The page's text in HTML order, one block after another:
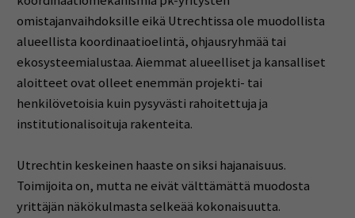
omistajanvaihdoksille eikä Utrechtissa ole muodollista
alueellista koordinaatioelintä, ohjausryhmää tai
ekosysteemialustaa. Aiemmat alueelliset ja kansalliset
aloitteet ovat olleet enemmän projekti- tai
henkilövetoisia kuin pysyvästi rahoitettuja ja
institutionalisoituja rakenteita.
Utrechtin keskeinen haaste on siksi hajanaisuus.
Toimijoita on, mutta ne eivät välttämättä muodosta
yrittäjän näkökulmasta selkeää kokonaisuutta.